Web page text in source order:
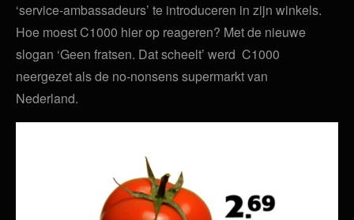
‘service-ambassadeurs’ te introduceren in zijn winkels.
Hoe moest C1000 hier op reageren? Met de nieuwe
slogan ‘Geen fratsen. Dat scheelt’ werd C1000
neergezet als de no-nonsens supermarkt van
Nederland.